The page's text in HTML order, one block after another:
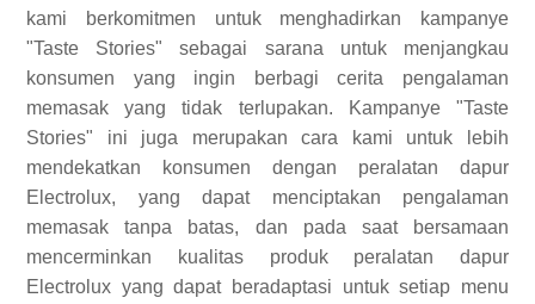
kami berkomitmen untuk menghadirkan kampanye
"Taste Stories" sebagai sarana untuk menjangkau
konsumen yang ingin berbagi cerita pengalaman
memasak yang tidak terlupakan. Kampanye "Taste
Stories" ini juga merupakan cara kami untuk lebih
mendekatkan konsumen dengan peralatan dapur
Electrolux, yang dapat menciptakan pengalaman
memasak tanpa batas, dan pada saat bersamaan
mencerminkan kualitas produk peralatan dapur
Electrolux yang dapat beradaptasi untuk setiap menu